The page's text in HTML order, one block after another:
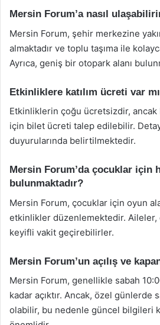
Mersin Forum’a nasıl
Mersin Forum, şehir merkezine
almaktadır ve toplu taşıma ile
Ayrıca, geniş bir otopark alanı
Etkinliklere katılım ücreti var
Etkinliklerin çoğu ücretsizdir, ancak
için bilet ücreti talep edilebilir.
duyurularında belirtilmektedir.
Mersin Forum’da çocuklar için
bulunmaktadır?
Mersin Forum, çocuklar için oyun
etkinlikler düzenlemektedir. Aileler,
keyifli vakit geçirebilirler.
Mersin Forum’un açılış ve
Mersin Forum, genellikle sabah
kadar açıktır. Ancak, özel günlerde
olabilir, bu nedenle güncel bilgileri